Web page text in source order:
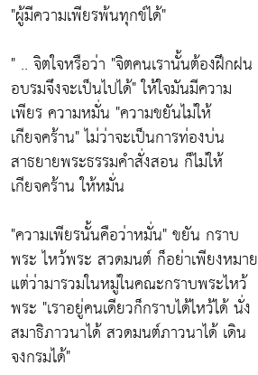
"ผู้มีความเพียรพ้นทุกข์ได้"
" .. จิตใจหรือว่า "จิตคนเรานั้นต้องฝึกฝน
อบรมจึงจะเป็นไปได้" ให้ใจมันมีความ
เพียร ความหมั่น "ความขยันไม่ให้
เกียจคร้าน" ไม่ว่าจะเป็นการท่องบ่น
สาธยายพระธรรมคำสั่งสอน ก็ไม่ให้
เกียจคร้าน ให้หมั่น
"ความเพียรนั้นคือว่าหมั่น" ขยัน กราบ
พระ ไหว้พระ สวดมนต์ ก็อย่าเพียงหมาย
แต่ว่ามารวมในหมู่ในคณะกราบพระไหว้
พระ "เราอยู่คนเดียวก็กราบได้ไหว้ได้ นั่ง
สมาธิภาวนาได้ สวดมนต์ภาวนาได้ เดิน
จงกรมได้"